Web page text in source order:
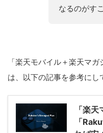
なるのがす
「楽天モバイル＋楽天マ
は、以下の記事を参考にし
「楽
「